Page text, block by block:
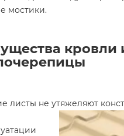
мостики.
кровли
листы не утяжеляют